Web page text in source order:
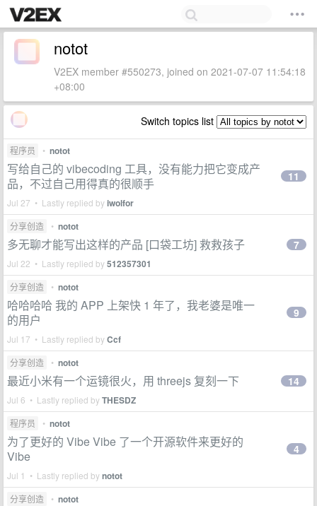
notot
V2EX member #550273, joined on 2021-07-07 11:54:18
+08:00
Switch topics list
程序员 • notot
写给自己的 vibecoding 工具，没有能力把它变成产
品，不过自己用得真的很顺手
Jul 27 • Lastly replied byiwolfor
11
分享创造 • notot
多无聊才能写出这样的产品 [口袋工坊] 救救孩子
Jul 22 • Lastly replied by512357301
7
分享创造 • notot
哈哈哈哈 我的 APP 上架快 1 年了，我老婆是唯一
的用户
Jul 17 • Lastly replied byCcf
9
分享创造 • notot
最近小米有一个运镜很火，用 threejs 复刻一下
Jul 6 • Lastly replied byTHESDZ
14
程序员 • notot
为了更好的 Vibe Vibe 了一个开源软件来更好的
Vibe
Jul 1 • Lastly replied bynotot
4
分享创造 • notot